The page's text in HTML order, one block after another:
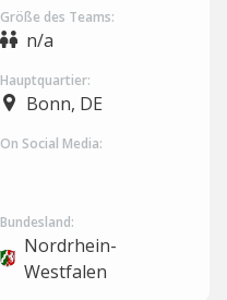
Größe des Teams:
n/a
Hauptquartier:
Bonn, DE
On Social Media:
Bundesland:
Nordrhein-
Westfalen